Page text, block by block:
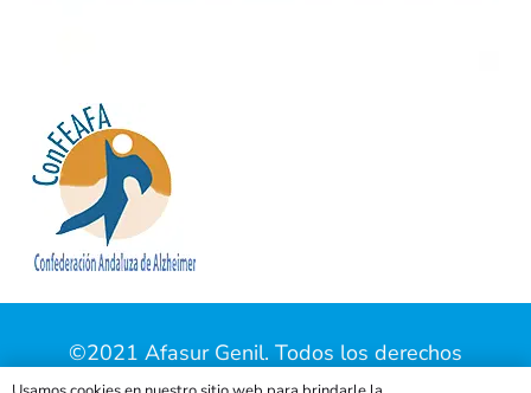
©2021 Afasur Genil. Todos los derechos